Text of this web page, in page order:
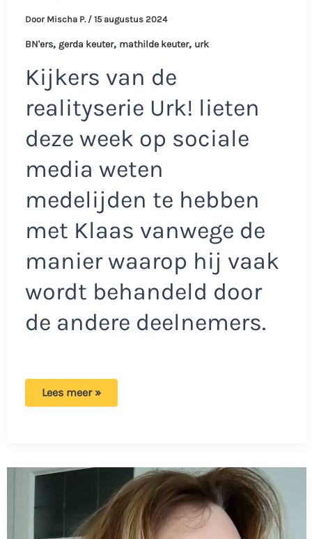
Door Mischa P. / 15 augustus 2024
BN'ers, gerda keuter, mathilde keuter, urk
Kijkers van de
realityserie Urk! lieten
deze week op sociale
media weten
medelijden te hebben
met Klaas vanwege de
manier waarop hij vaak
wordt behandeld door
de andere deelnemers.
Urk!-
op
Lees meer »